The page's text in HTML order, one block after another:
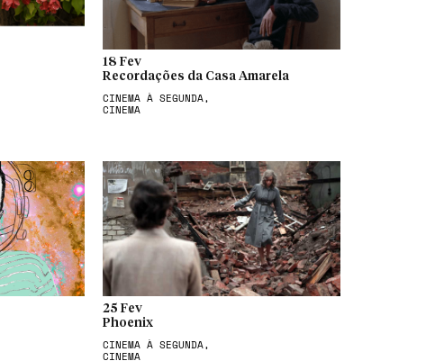
18 Fev
Recordações da Casa Amarela
CINEMA À SEGUNDA,
CINEMA
25 Fev
Phoenix
CINEMA À SEGUNDA,
CINEMA